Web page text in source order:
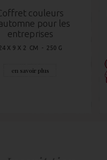
couleurs
pour les
entreprises
X 9 X 2 CM - 250 G
en savoir plus